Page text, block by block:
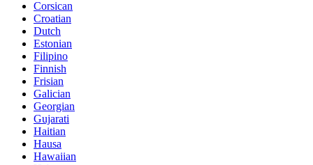
Corsican
Croatian
Dutch
Estonian
Filipino
Finnish
Frisian
Galician
Georgian
Gujarati
Haitian
Hausa
Hawaiian